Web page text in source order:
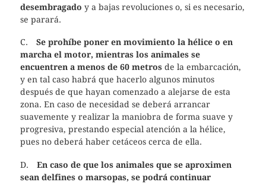
desembragado y a bajas revoluciones o, si es necesario,
se parará.
C. Se prohíbe poner en movimiento la hélice o en
marcha el motor, mientras los animales se
encuentren a menos de 60 metros de la embarcación,
y en tal caso habrá que hacerlo algunos minutos
después de que hayan comenzado a alejarse de esta
zona. En caso de necesidad se deberá arrancar
suavemente y realizar la maniobra de forma suave y
progresiva, prestando especial atención a la hélice,
pues no deberá haber cetáceos cerca de ella.
D. En caso de que los animales que se aproximen
sean delfines o marsopas, se podrá continuar